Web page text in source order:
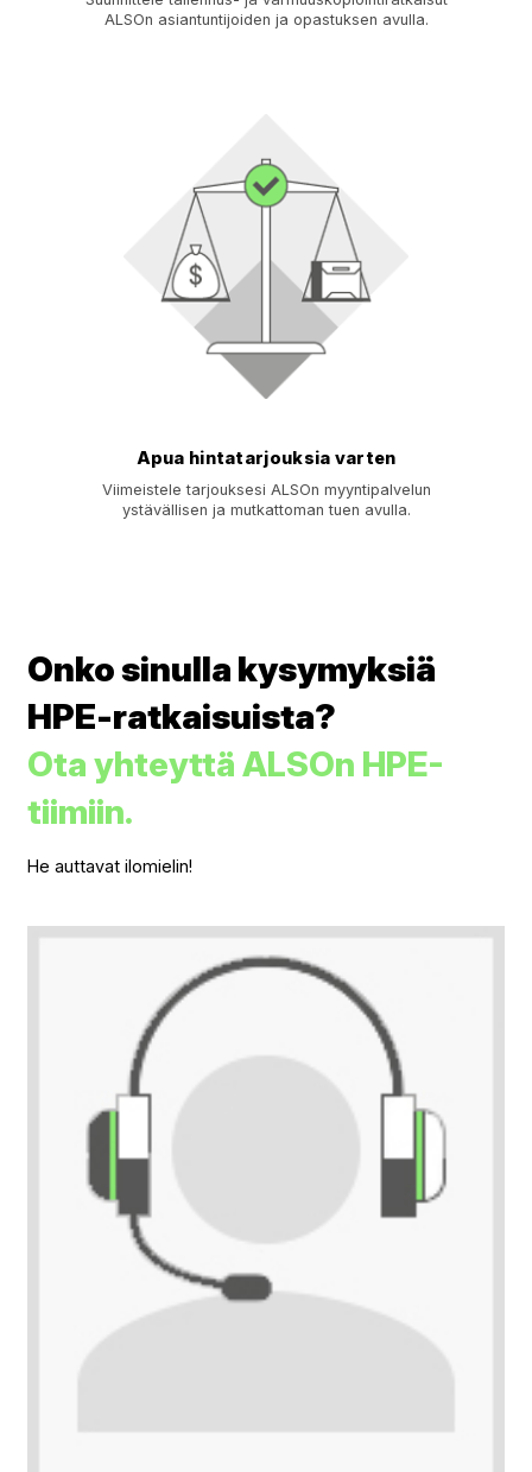
ALSOn asiantuntijoiden ja opastuksen avulla.
Apua hintatarjouksia varten
Viimeistele tarjouksesi ALSOn myyntipalvelun
ystävällisen ja mutkattoman tuen avulla.
Onko sinulla kysymyksiä
HPE-ratkaisuista?
Ota yhteyttä ALSOn HPE-
tiimiin.
He auttavat ilomielin!